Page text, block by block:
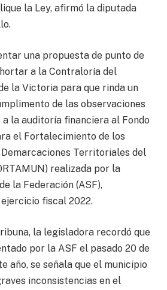
la Ley, afirmó la diputada
una propuesta de punto de
a la Contraloría del
la Victoria para que rinda un
de las observaciones
la auditoría financiera al Fondo
el Fortalecimiento de los
Territoriales del
realizada por la
la Federación (ASF),
fiscal 2022.
la legisladora recordó que
por la ASF el pasado 20 de
año, se señala que el municipio
inconsistencias en el